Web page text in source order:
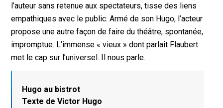
l’auteur sans retenue aux spectateurs, tisse des liens
empathiques avec le public. Armé de son Hugo, l’acteur
propose une autre façon de faire du théâtre, spontanée,
impromptue. L’immense « vieux » dont parlait Flaubert
met le cap sur l’universel. Il nous parle.
Hugo au bistrot
Texte de Victor Hugo